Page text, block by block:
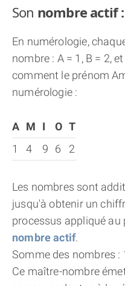
Son nombre actif
En numérologie,
nombre : A = 1, B = 2,
comment le prénom
numérologie :
A M I O T
1
4 9 6 2
Les nombres sont
jusqu'à obtenir un
processus appliqué
nombre actif.
Somme des nombres :
Ce maître-nombre
(À